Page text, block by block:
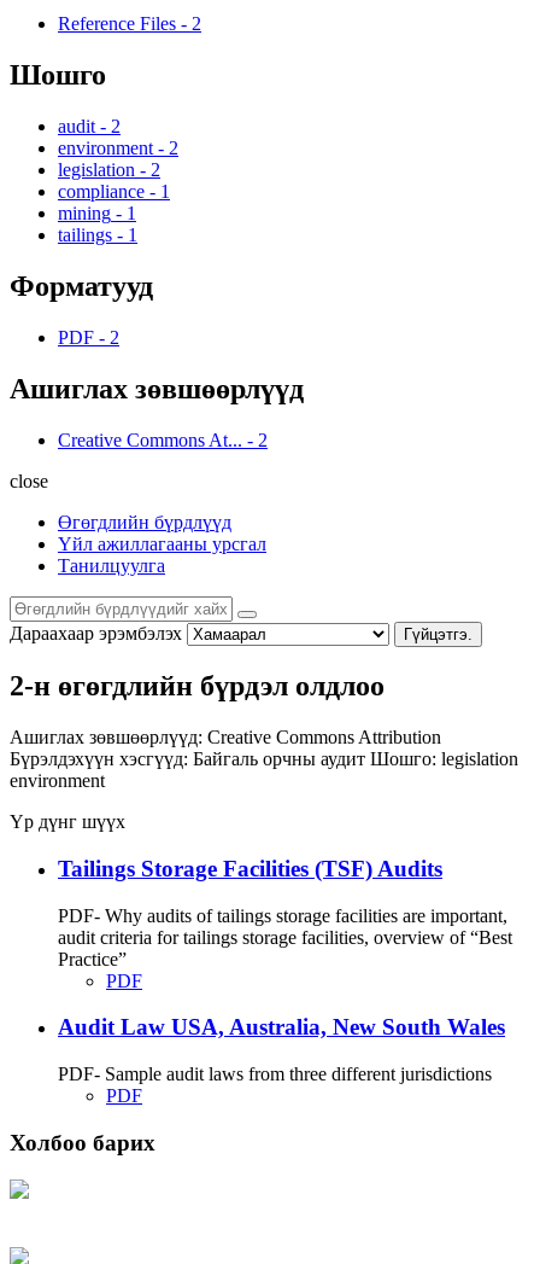
Reference Files - 2
Шошго
audit - 2
environment - 2
legislation - 2
compliance - 1
mining - 1
tailings - 1
Форматууд
PDF - 2
Ашиглах зөвшөөрлүүд
Creative Commons At... - 2
close
Өгөгдлийн бүрдлүүд
Үйл ажиллагааны урсгал
Танилцуулга
Дараахаар эрэмбэлэх Гүйцэтгэ.
2-н өгөгдлийн бүрдэл олдлоо
Ашиглах зөвшөөрлүүд: Creative Commons Attribution
Бүрэлдэхүүн хэсгүүд: Байгаль орчны аудит Шошго: legislation
environment
Үр дүнг шүүх
Tailings Storage Facilities (TSF) Audits
PDF- Why audits of tailings storage facilities are important,
audit criteria for tailings storage facilities, overview of “Best
Practice”
PDF
Audit Law USA, Australia, New South Wales
PDF- Sample audit laws from three different jurisdictions
PDF
Холбоо барих